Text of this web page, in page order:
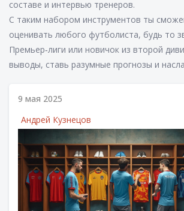
составе и интервью тренеров.
С таким набором инструментов ты
оценивать любого футболиста, будь то
Премьер‑лиги или новичок из второй
выводы, ставь разумные прогнозы и
9 мая 2025
Андрей Кузнецов